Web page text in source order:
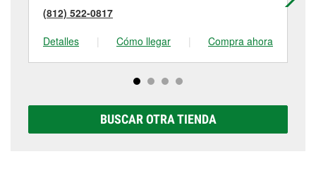
(812) 522-0817
Detalles
| Cómo llegar | Compra ahora
BUSCAR OTRA TIENDA